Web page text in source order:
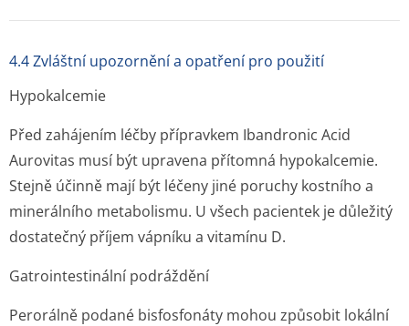
4.4 Zvláštní upozornění a opatření pro použití
Hypokalcemie
Před zahájením léčby přípravkem Ibandronic Acid
Aurovitas musí být upravena přítomná hypokalcemie.
Stejně účinně mají být léčeny jiné poruchy kostního a
minerálního metabolismu. U všech pacientek je důležitý
dostatečný příjem vápníku a vitamínu D.
Gatrointestinální podráždění
Perorálně podané bisfosfonáty mohou způsobit lokální